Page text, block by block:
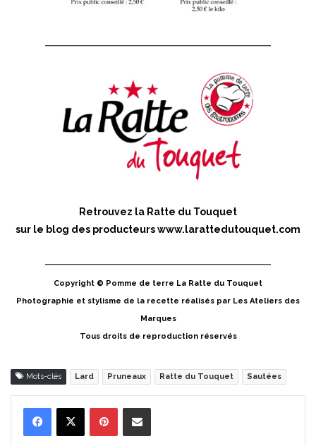
Retrouvez la Ratte du Touquet
sur le blog des producteurswww.larattedutouquet.com
Copyright © Pomme de terre La Ratte du Touquet
Photographie et stylisme de la recette réalisés par Les Ateliers des
Marques
Tous droits de reproduction réservés
Mots-clés Lard Pruneaux Ratte du Touquet Sautées